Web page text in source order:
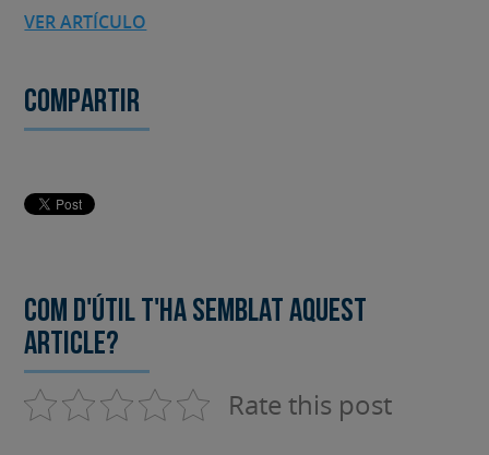
VER ARTÍCULO
Compartir
Com d'útil t'ha semblat aquest
article?
Rate this post